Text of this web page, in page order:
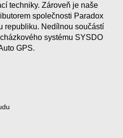
techniky. Zároveň je naše
společnosti Paradox
republiku. Nedílnou součástí
systému SYSDO
GPS.